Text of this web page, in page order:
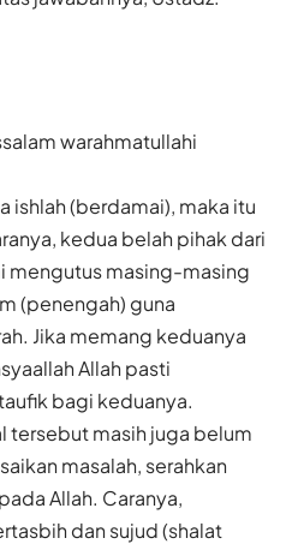
warahmatullahi
ishlah(berdamai), maka itu
kedua belah pihak dari
mengutus masing-masing
(penengah) guna
Jika memang keduanya
Allah pasti
bagi keduanya.
tersebut masih juga belum
masalah, serahkan
Allah. Caranya,
dan sujud (shalat